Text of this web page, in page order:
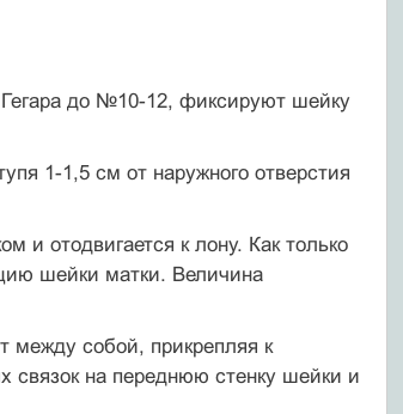
до №10-12, фиксируют шейку
1-1,5 см от наружного отверстия
и отодвигается к лону. Как только
шейки матки. Величина
между собой, прикрепляя к
связок на переднюю стенку шейки и